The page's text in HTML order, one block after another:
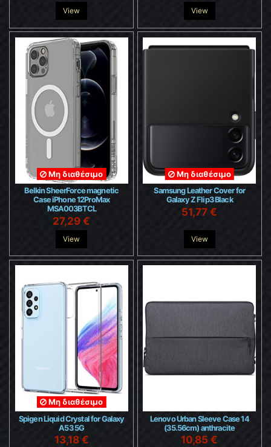
View View
Μη διαθέσιμο
Belkin SheerForce magnetic
Case iPhone 12ProMax
MSA003BTCL
27,29 €
View
Μη διαθέσιμο
Samsung Leather Cover for
Galaxy Z Flip3 Black
51,77 €
View
Μη διαθέσιμο
Spigen Liquid Crystal for Galaxy
A53 5G
13,18 €
Lenovo Urban Sleeve Case 14
(35.56cm) anthracite
10,85 €